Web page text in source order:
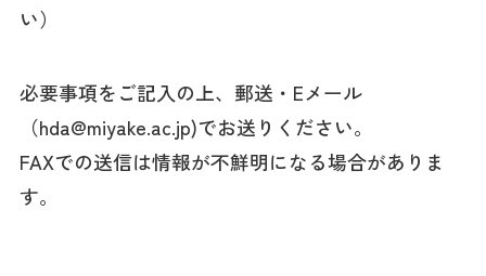
い）
必要事項をご記入の上、郵送・Eメール
（hda@miyake.ac.jp)でお送りください。
FAXでの送信は情報が不鮮明になる場合がありま
す。